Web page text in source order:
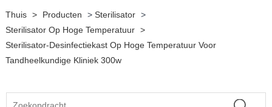
Thuis > Producten > Sterilisator >
Sterilisator Op Hoge Temperatuur >
Sterilisator-Desinfectiekast Op Hoge Temperatuur Voor
Tandheelkundige Kliniek 300w